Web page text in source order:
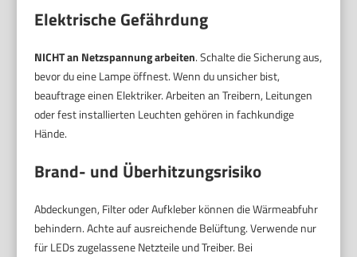
Elektrische Gefährdung
NICHT an Netzspannung arbeiten. Schalte die Sicherung aus,
bevor du eine Lampe öffnest. Wenn du unsicher bist,
beauftrage einen Elektriker. Arbeiten an Treibern, Leitungen
oder fest installierten Leuchten gehören in fachkundige
Hände.
Brand- und Überhitzungsrisiko
Abdeckungen, Filter oder Aufkleber können die Wärmeabfuhr
behindern. Achte auf ausreichende Belüftung. Verwende nur
für LEDs zugelassene Netzteile und Treiber. Bei